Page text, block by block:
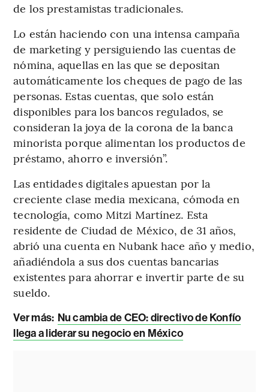
de los prestamistas tradicionales.
Lo están haciendo con una intensa campaña
de marketing y persiguiendo las cuentas de
nómina, aquellas en las que se depositan
automáticamente los cheques de pago de las
personas. Estas cuentas, que solo están
disponibles para los bancos regulados, se
consideran la joya de la corona de la banca
minorista porque alimentan los productos de
préstamo, ahorro e inversión”.
Las entidades digitales apuestan por la
creciente clase media mexicana, cómoda en
tecnología, como Mitzi Martínez. Esta
residente de Ciudad de México, de 31 años,
abrió una cuenta en Nubank hace año y medio,
añadiéndola a sus dos cuentas bancarias
existentes para ahorrar e invertir parte de su
sueldo.
Ver más: Nu cambia de CEO: directivo de Konfío
llega a liderar su negocio en México